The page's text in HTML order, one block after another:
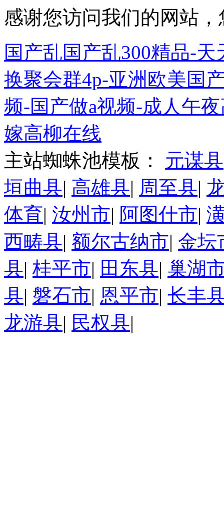
感谢您访问我们的网站
国产乱国产乱300精品-
换聚会群4p-亚洲欧美国
频-国产做a视频-成人午
嫁高柳在线
主站蜘蛛池模板： 元谋县
垣曲县| 高雄县| 周至县|
体育| 汝州市| 阿图什市|
西畴县| 额尔古纳市| 金坛
县| 桂平市| 田东县| 巢湖
县| 磐石市| 恩平市| 长丰
龙游县| 民权县|